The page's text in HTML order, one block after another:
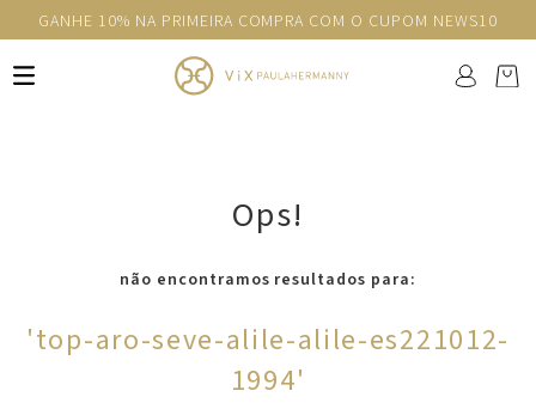
GANHE 10% NA PRIMEIRA COMPRA COM O CUPOM NEWS10
Ops!
não encontramos resultados para:
'top-aro-seve-alile-alile-es221012-
1994'